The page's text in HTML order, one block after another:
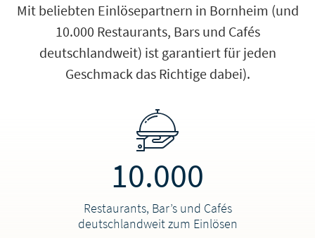
Mit beliebten Einlösepartnern in Bornheim (und
10.000 Restaurants, Bars und Cafés
deutschlandweit) ist garantiert für jeden
Geschmack das Richtige dabei).
10.000
Restaurants, Bar’s und Cafés
deutschlandweit zum Einlösen